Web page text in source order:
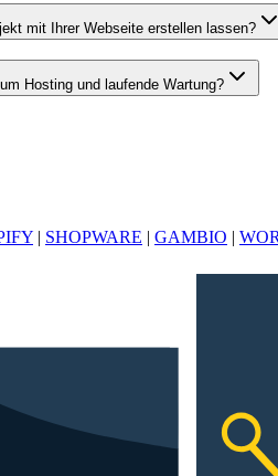
mit Ihrer Webseite erstellen lassen?
Hosting und laufende Wartung?
| SHOPWARE | GAMBIO |